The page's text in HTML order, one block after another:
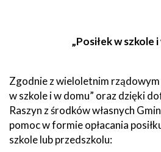
„Posiłek w szkole
Zgodnie z wieloletnim rządowym
w szkole i w domu” oraz dzięki
Raszyn z środków własnych
pomoc w formie opłacania
szkole lub przedszkolu: